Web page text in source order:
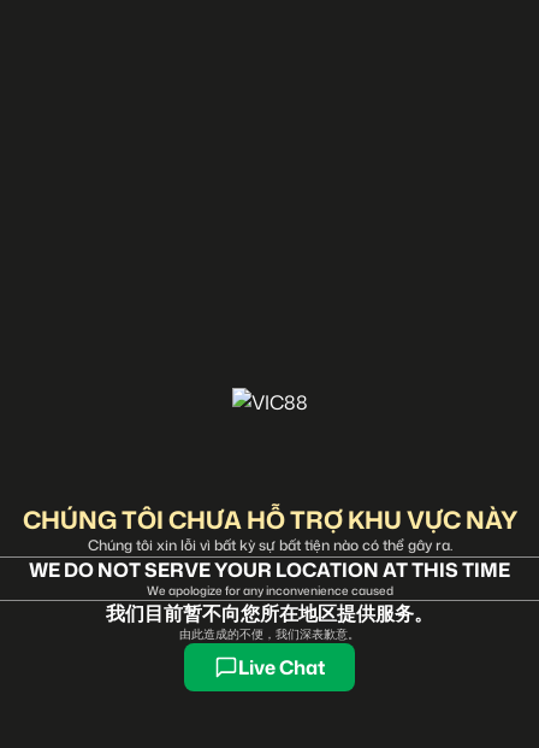
CHÚNG TÔI CHƯA HỖ TRỢ KHU VỰC NÀY
Chúng tôi xin lỗi vì bất kỳ sự bất tiện nào có thể gây ra.
WE DO NOT SERVE YOUR LOCATION AT THIS TIME
We apologize for any inconvenience caused
我们目前暂不向您所在地区提供服务。
由此造成的不便，我们深表歉意。
Live Chat